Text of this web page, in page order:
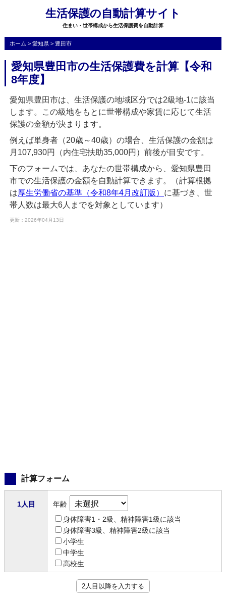
生活保護の自動計算サイト
住まい・世帯構成から生活保護費を自動計算
ホーム > 愛知県> 豊田市
愛知県豊田市の生活保護費を計算【令和
8年度】
愛知県豊田市は、生活保護の地域区分では2級地-1に該当
します。この級地をもとに世帯構成や家賃に応じて生活
保護の金額が決まります。
例えば単身者（20歳～40歳）の場合、生活保護の金額は
月107,930円（内住宅扶助35,000円）前後が目安です。
下のフォームでは、あなたの世帯構成から、愛知県豊田
市での生活保護の金額を自動計算できます。（計算根拠
は厚生労働省の基準（令和8年4月改訂版） に基づき、世
帯人数は最大6人までを対象としています）
更新：2026年04月13日
計算フォーム
1人目
年齢
身体障害1・2級、精神障害1級に該当
身体障害3級、精神障害2級に該当
小学生
中学生
高校生
2人目以降を入力する